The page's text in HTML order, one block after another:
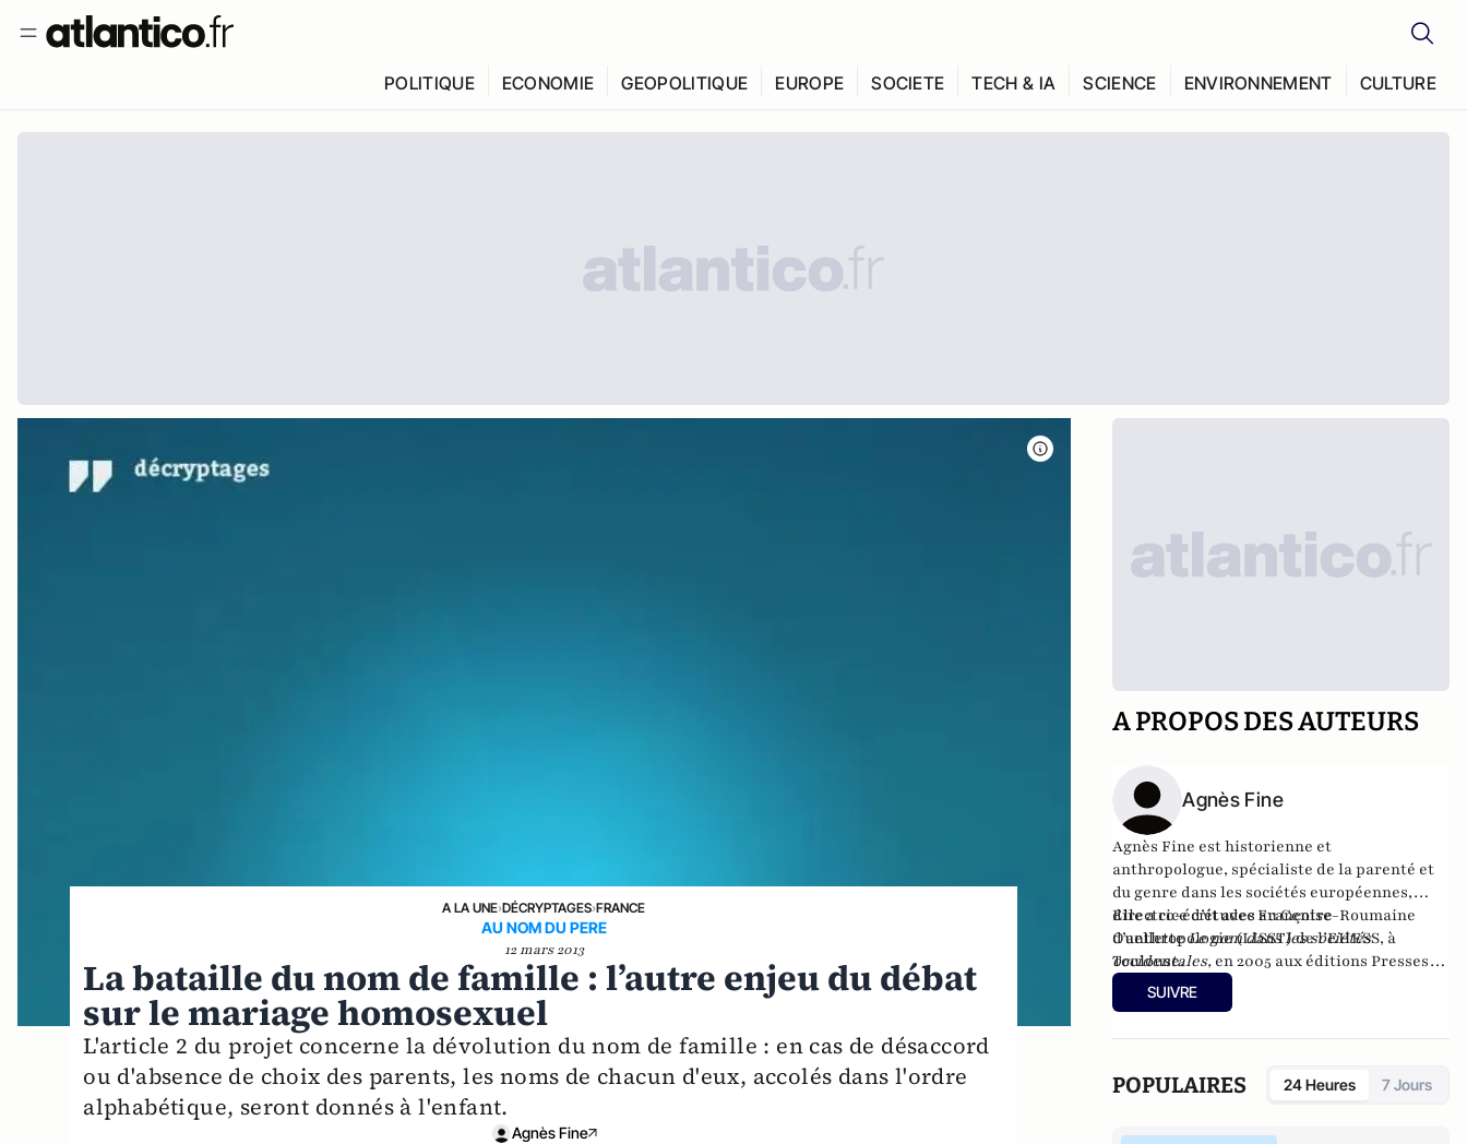
POLITIQUE ECONOMIE GEOPOLITIQUE EUROPE SOCIETE TECH & IA SCIENCE ENVIRONNEMENT CULTURE
A LA UNE›DÉCRYPTAGES›FRANCE
AU NOM DU PERE
12 mars 2013
La bataille du nom de famille : l’autre enjeu du débat
sur le mariage homosexuel
L'article 2 du projet concerne la dévolution du nom de famille : en cas de désaccord
ou d'absence de choix des parents, les noms de chacun d'eux, accolés dans l'ordre
alphabétique, seront donnés à l'enfant.
Agnès Fine
A PROPOS DES AUTEURS
Agnès Fine
Agnès Fine est historienne et
anthropologue, spécialiste de la parenté et
du genre dans les sociétés européennes,
directrice d’études au Centre
d’anthropologie (LISST) de l’EHESS, à
Toulouse.
Elle a co-écrit avec Françoise-Roumaine
OuelletteLe nom dans les sociétés
occidentales, en 2005 aux éditions Presses
Universitaires du Mirail.
SUIVRE
POPULAIRES 24 Heures 7 Jours